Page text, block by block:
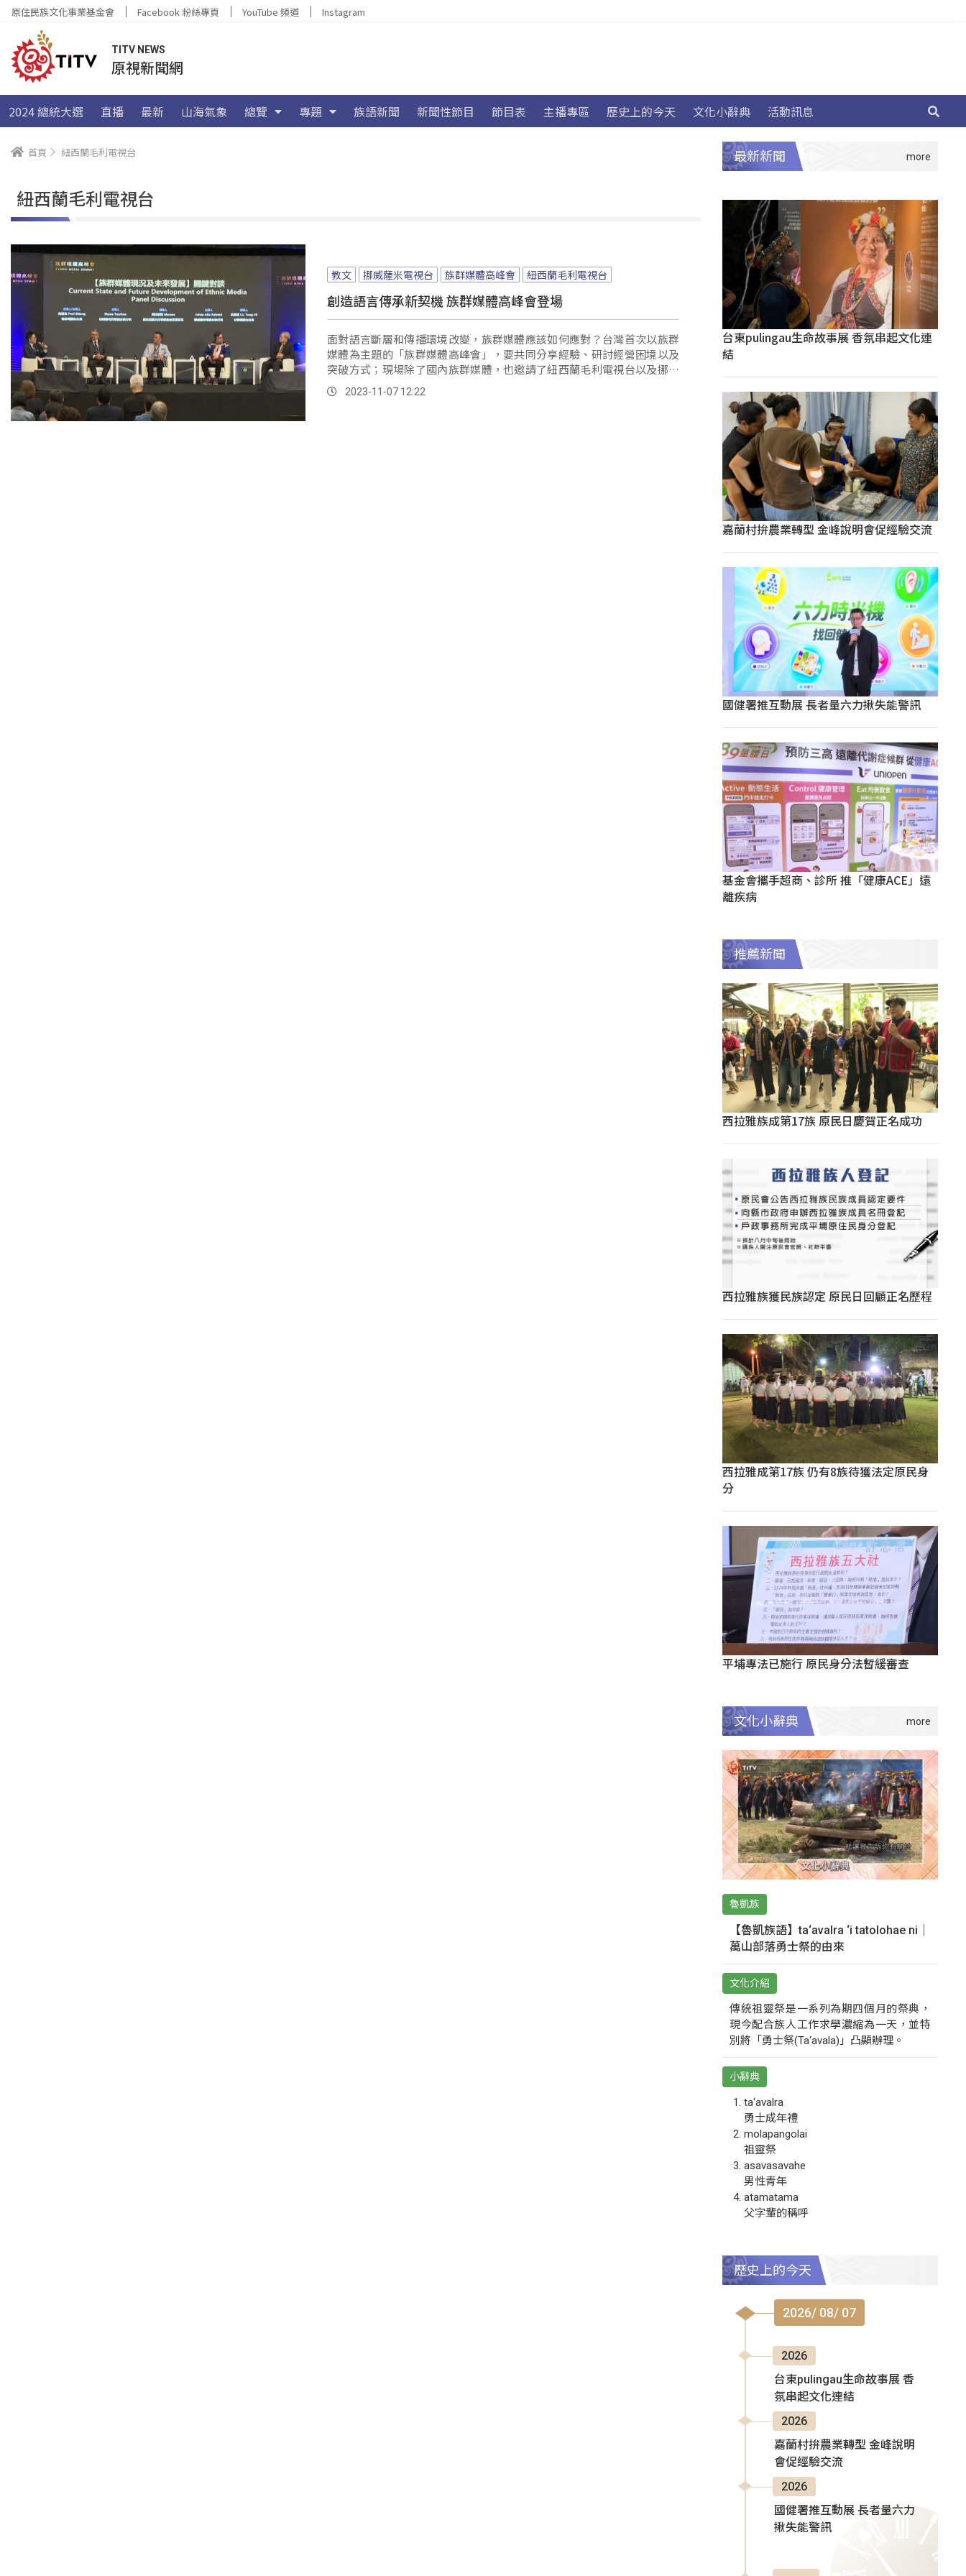
原住民族文化事業基金會 Facebook 粉絲專頁 YouTube 頻道 Instagram
TITV NEWS
原視新聞網
2024 總統大選 直播 最新 山海氣象 總覽 專題 族語新聞 新聞性節目 節目表 主播專區 歷史上的今天 文化小辭典 活動訊息
首頁 紐西蘭毛利電視台
紐西蘭毛利電視台
教文 挪威薩米電視台 族群媒體高峰會 紐西蘭毛利電視台
創造語言傳承新契機 族群媒體高峰會登場
面對語言斷層和傳播環境改變，族群媒體應該如何應對？台灣首次以族群
媒體為主題的「族群媒體高峰會」，要共同分享經驗、研討經營困境以及
突破方式；現場除了國內族群媒體，也邀請了紐西蘭毛利電視台以及挪威
薩米電視台，一同分享族群媒體經營的挑戰與應對。
2023-11-07 12:22
最新新聞
台東pulingau生命故事展 香氛串起文化連
結
嘉蘭村拚農業轉型 金峰說明會促經驗交流
國健署推互動展 長者量六力揪失能警訊
基金會攜手超商、診所 推「健康ACE」遠
離疾病
推薦新聞
西拉雅族成第17族 原民日慶賀正名成功
西拉雅族獲民族認定 原民日回顧正名歷程
西拉雅成第17族 仍有8族待獲法定原民身
分
平埔專法已施行 原民身分法暫緩審查
文化小辭典
魯凱族
【魯凱族語】ta‘avalra ‘i tatolohae ni｜
萬山部落勇士祭的由來
文化介紹
傳統祖靈祭是一系列為期四個月的祭典，
現今配合族人工作求學濃縮為一天，並特
別將「勇士祭(Ta‘avala)」凸顯辦理。
小辭典
ta‘avalra
勇士成年禮
molapangolai
祖靈祭
asavasavahe
男性青年
atamatama
父字輩的稱呼
歷史上的今天
2026/ 08/ 07
2026
台東pulingau生命故事展 香
氛串起文化連結
2026
嘉蘭村拚農業轉型 金峰說明
會促經驗交流
2026
國健署推互動展 長者量六力
揪失能警訊